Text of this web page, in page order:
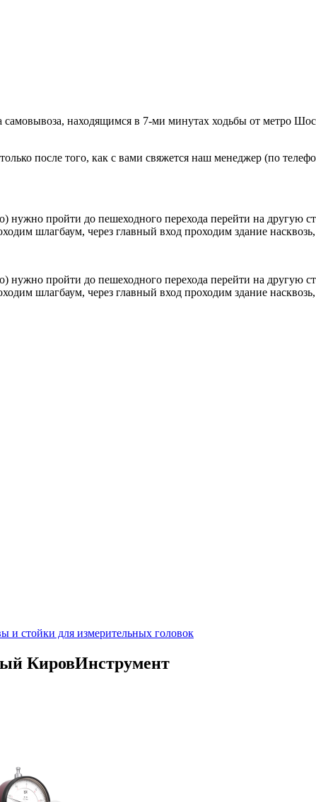
находящимся в 7-ми минутах ходьбы от метро
после того, как с вами свяжется наш менеджер (по
пройти до пешеходного перехода перейти на другую
шлагбаум, через главный вход проходим здание
пройти до пешеходного перехода перейти на другую
шлагбаум, через главный вход проходим здание
и стойки для измерительных головок
КировИнструмент